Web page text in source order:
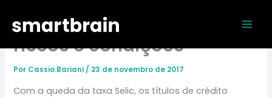
para
conteúdo
Debêntures, saiba os
riscos e condições
Por Cassio.Bariani / 23 de novembro de 2017
Com a queda da taxa Selic, os títulos de crédito